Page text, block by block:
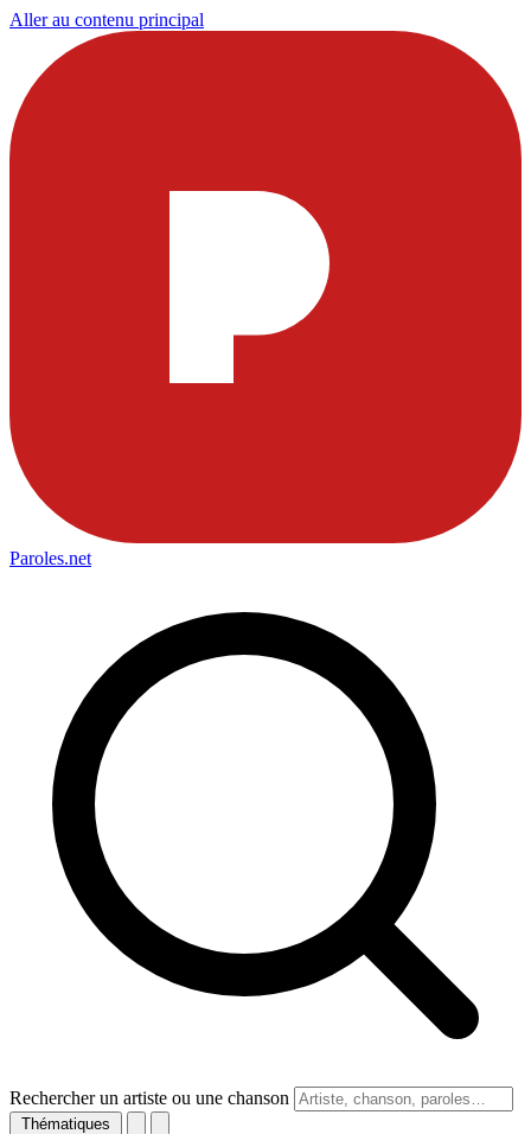
Aller au contenu principal
Paroles.net
Rechercher un artiste ou une chanson
Thématiques